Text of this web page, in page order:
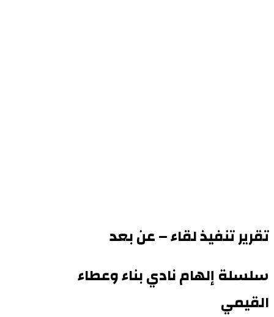
تقرير تنفيذ لقاء – عن بعد
سلسلة إلهام نادي بناء وعطاء
القيمي